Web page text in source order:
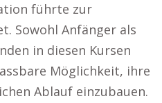
führte zur
Sowohl Anfänger als
in diesen Kursen
Möglichkeit, ihre
Ablauf einzubauen.